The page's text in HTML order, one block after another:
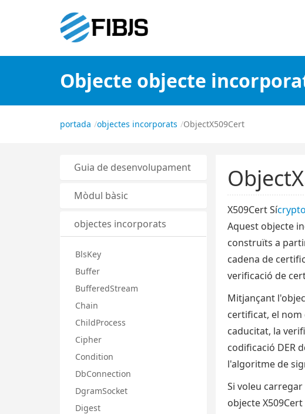
Objecte objecte
portada objectes incorporats ObjectX509Cert
Guia de desenvolupament
Mòdul bàsic
objectes incorporats
BlsKey
Buffer
BufferedStream
Chain
ChildProcess
Cipher
Condition
DbConnection
DgramSocket
Digest
X509Cert Sícrypto
Aquest objecte
construïts a
cadena de
verificació de
Mitjançant
certificat, el nom
caducitat, la
codificació DER
l'algoritme de
Si voleu
objecte